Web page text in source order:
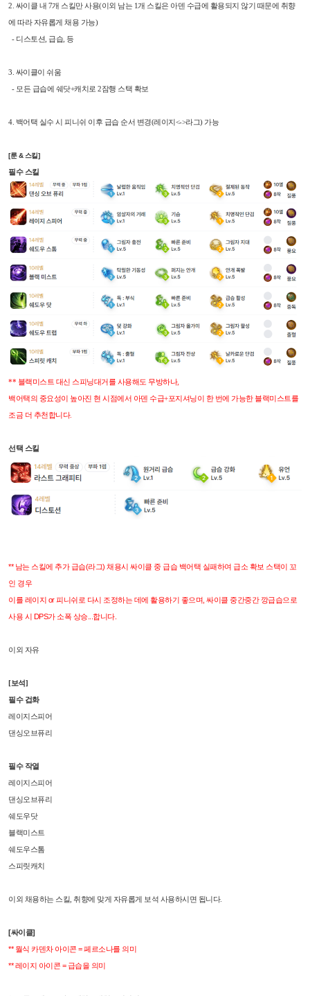
2. 싸이클 내 7개 스킬만 사용(이외 남는 1개 스킬은 아덴 수급에 활용되지 않기 때문에 취향
에 따라 자유롭게 채용 가능)
- 디스토션, 급습, 등
3. 싸이클이 쉬움
- 모든 급습에 쉐닷+캐치로 2잠행 스택 확보
4. 백어택 실수 시 피니쉬 이후 급습 순서 변경(레이지<->라그) 가능
[룬 & 스킬]
필수 스킬
** 블랙미스트 대신 스피닝대거를 사용해도 무방하나,
백어택의 중요성이 높아진 현 시점에서 아덴 수급+포지셔닝이 한 번에 가능한 블랙미스트를
조금 더 추천합니다.
선택 스킬
** 남는 스킬에 추가 급습(라그) 채용시 싸이클 중 급습 백어택 실패하여 급소 확보 스택이 꼬
인 경우
이를 레이지 or 피니쉬로 다시 조정하는 데에 활용하기 좋으며, 싸이클 중간중간 깡급습으로
사용 시 DPS가 소폭 상승...합니다.
이외 자유
[보석]
필수 겁화
레이지스피어
댄싱오브퓨리
필수 작열
레이지스피어
댄싱오브퓨리
쉐도우닷
블랙미스트
쉐도우스톰
스피릿캐치
이외 채용하는 스킬, 취향에 맞게 자유롭게 보석 사용하시면 됩니다.
[싸이클]
** 월식 카덴차 아이콘 = 페르소나를 의미
** 레이지 아이콘 = 급습을 의미